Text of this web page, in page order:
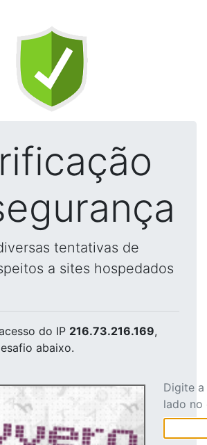
tentativas de
a sites hospedados
do IP 216.73.216.169,
abaixo.
Digite
lado no